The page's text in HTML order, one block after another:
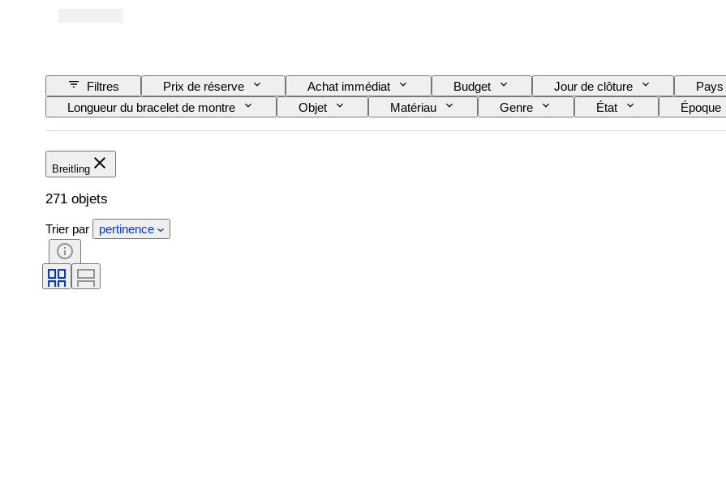
Filtres Prix de réserve Achat immédiat Budget Jour de clôture Pays
Longueur du bracelet de montre
Objet Matériau Genre État Époque
Mouvement de montre
Matériau du bracelet de montre Modèle
Breitling
271 objets
Trier par pertinence